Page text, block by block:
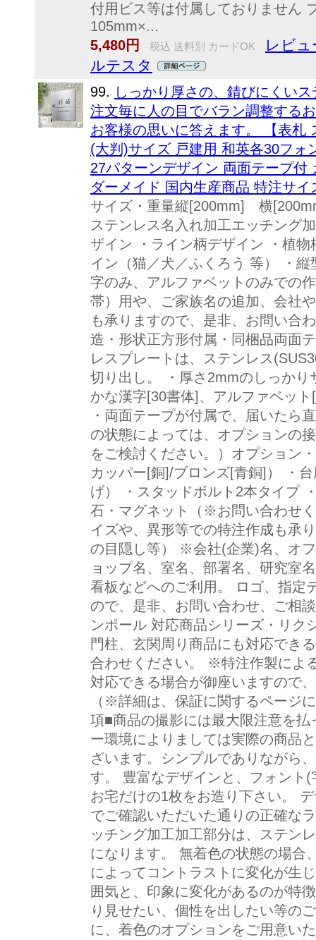
付用ビス等は付属しておりません
105mm×...
5,480円
税込 送料別 カードOK
レビュ
ルテスタ
99. しっかり厚さの、錆びにくい
注文毎に人の目でバラン調整する
お客様の思いに答えます。 【表札
(大判)サイズ 戸建用 和英各30フォ
27パターンデザイン 両面テープ付
ダーメイド 国内生産商品 特注サ
サイズ・重量縦[200mm] 横
ステンレス名入れ加工エッチング
ザイン ・ライン柄デザイン ・植
イン（猫／犬／ふくろう 等） ・
字のみ、アルファベットのみでの
帯）用や、ご家族名の追加、会社
も承りますので、是非、お問い合
造・形状正方形付属・同梱品両面
レスプレートは、ステンレス
切り出し。 ・厚さ2mmのしっか
かな漢字[30書体]、アルファベッ
・両面テープが付属で、届いたら
の状態によっては、オプションの
をご検討ください。）オプション
カッパー[銅]/ブロンズ[青銅]） ・
げ） ・スタッドボルト2本タイプ
石・マグネット（※お問い合わせ
イズや、異形等での特注作成も承
の目隠し等） ※会社(企業)名、オ
ョップ名、室名、部署名、研究室
看板などへのご利用。 ロゴ、指定
ので、是非、お問い合わせ、ご相
ンポール 対応商品シリーズ・リ
門柱、玄関周り商品にも対応でき
合わせください。 ※特注作製によ
対応できる場合が御座いますので
（※詳細は、保証に関するページ
項■商品の撮影には最大限注意を
ー環境によりましては実際の商品
ざいます。シンプルでありながら
す。 豊富なデザインと、フォント
お宅だけの1枚をお造り下さい。
でご確認いただいた通りの正確な
ッチング加工加工部分は、ステン
になります。 無着色の状態の場合
によってコントラストに変化が生
囲気と、印象に変化があるのが特
り見せたい、個性を出したい等の
に、着色のオプションをご用意い